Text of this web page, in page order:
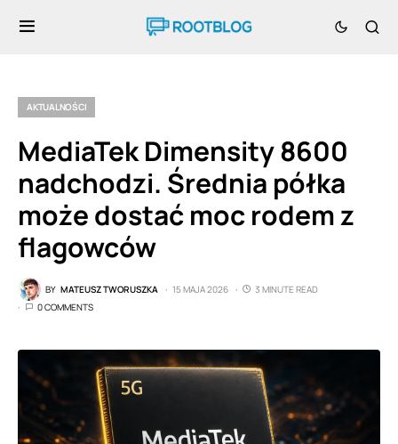
AKTUALNOŚCI
MediaTek Dimensity 8600
nadchodzi. Średnia półka
może dostać moc rodem z
flagowców
BY MATEUSZ TWORUSZKA 15 MAJA 2026
3 MINUTE READ
0 COMMENTS